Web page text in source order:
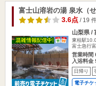
富士山溶岩の湯 泉水（せ
3.6点/ 19
山梨県 /
東桂駅
富士急行
営業時間
入浴料金
日帰り
電子チケ